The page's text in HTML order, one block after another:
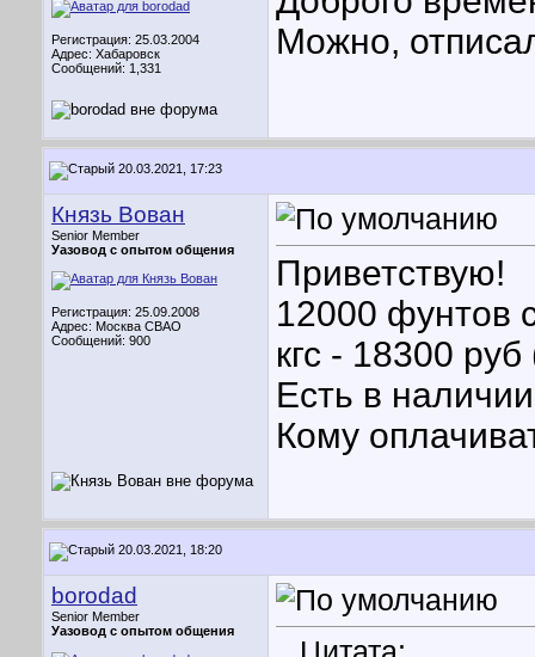
Регистрация: 25.03.2004
Адрес: Хабаровск
Сообщений: 1,331
Можно,
20.03.2021, 17:23
Князь Вован
Senior Member
Уазовод с опытом общения
Регистрация: 25.09.2008
Адрес: Москва СВАО
Сообщений: 900
Приветствую!
12000 фунтов
кгс - 18300
Есть в
Кому
20.03.2021, 18:20
borodad
Senior Member
Уазовод с опытом общения